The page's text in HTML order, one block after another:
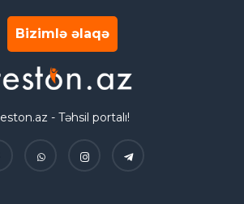
Bizimlə əlaqə
- Təhsil portalı!